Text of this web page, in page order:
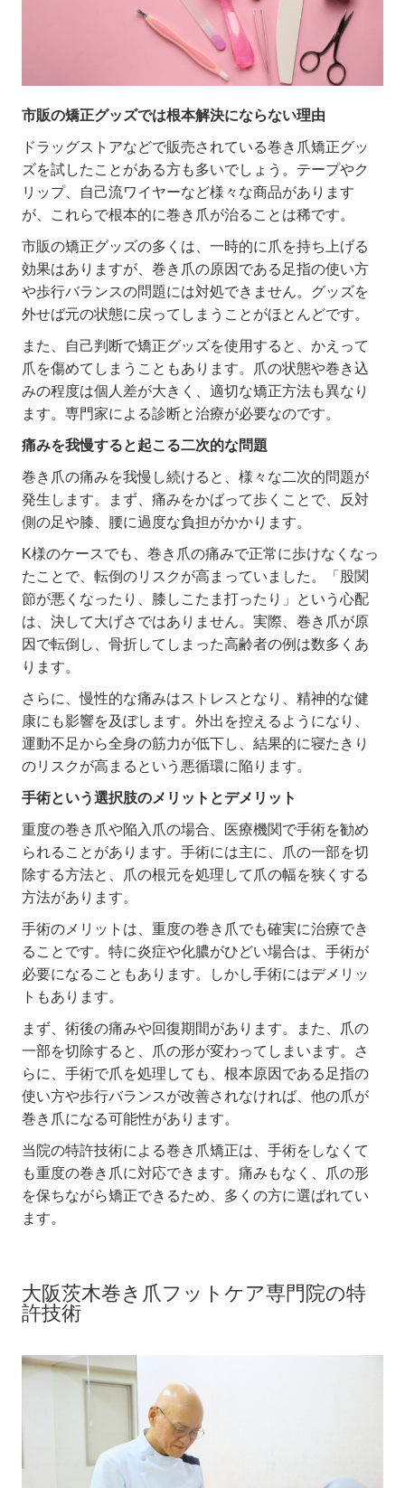
市販の矯正グッズでは根本解決にならない理由
ドラッグストアなどで販売されている巻き爪矯正グッ
ズを試したことがある方も多いでしょう。テープやク
リップ、自己流ワイヤーなど様々な商品があります
が、これらで根本的に巻き爪が治ることは稀です。
市販の矯正グッズの多くは、一時的に爪を持ち上げる
効果はありますが、巻き爪の原因である足指の使い方
や歩行バランスの問題には対処できません。グッズを
外せば元の状態に戻ってしまうことがほとんどです。
また、自己判断で矯正グッズを使用すると、かえって
爪を傷めてしまうこともあります。爪の状態や巻き込
みの程度は個人差が大きく、適切な矯正方法も異なり
ます。専門家による診断と治療が必要なのです。
痛みを我慢すると起こる二次的な問題
巻き爪の痛みを我慢し続けると、様々な二次的問題が
発生します。まず、痛みをかばって歩くことで、反対
側の足や膝、腰に過度な負担がかかります。
K様のケースでも、巻き爪の痛みで正常に歩けなくなっ
たことで、転倒のリスクが高まっていました。「股関
節が悪くなったり、膝しこたま打ったり」という心配
は、決して大げさではありません。実際、巻き爪が原
因で転倒し、骨折してしまった高齢者の例は数多くあ
ります。
さらに、慢性的な痛みはストレスとなり、精神的な健
康にも影響を及ぼします。外出を控えるようになり、
運動不足から全身の筋力が低下し、結果的に寝たきり
のリスクが高まるという悪循環に陥ります。
手術という選択肢のメリットとデメリット
重度の巻き爪や陥入爪の場合、医療機関で手術を勧め
られることがあります。手術には主に、爪の一部を切
除する方法と、爪の根元を処理して爪の幅を狭くする
方法があります。
手術のメリットは、重度の巻き爪でも確実に治療でき
ることです。特に炎症や化膿がひどい場合は、手術が
必要になることもあります。しかし手術にはデメリッ
トもあります。
まず、術後の痛みや回復期間があります。また、爪の
一部を切除すると、爪の形が変わってしまいます。さ
らに、手術で爪を処理しても、根本原因である足指の
使い方や歩行バランスが改善されなければ、他の爪が
巻き爪になる可能性があります。
当院の特許技術による巻き爪矯正は、手術をしなくて
も重度の巻き爪に対応できます。痛みもなく、爪の形
を保ちながら矯正できるため、多くの方に選ばれてい
ます。
大阪茨木巻き爪フットケア専門院の特
許技術